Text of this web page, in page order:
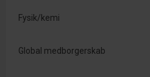
Fysik/kemi
Global medborgerskab